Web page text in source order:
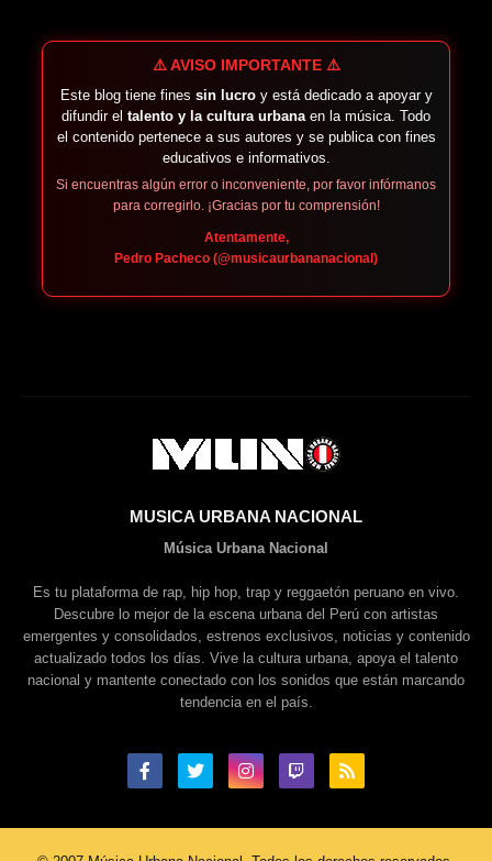
⚠️ AVISO IMPORTANTE ⚠️
Este blog tiene fines sin lucroy está dedicado a apoyar y
difundir el talento y la cultura urbana en la música. Todo
el contenido pertenece a sus autores y se publica con fines
educativos e informativos.
Si encuentras algún error o inconveniente, por favor infórmanos
para corregirlo. ¡Gracias por tu comprensión!
Atentamente,
Pedro Pacheco (@musicaurbananacional)
MUSICA URBANA NACIONAL
Música Urbana Nacional
Es tu plataforma de rap, hip hop, trap y reggaetón peruano en vivo.
Descubre lo mejor de la escena urbana del Perú con artistas
emergentes y consolidados, estrenos exclusivos, noticias y contenido
actualizado todos los días. Vive la cultura urbana, apoya el talento
nacional y mantente conectado con los sonidos que están marcando
tendencia en el país.